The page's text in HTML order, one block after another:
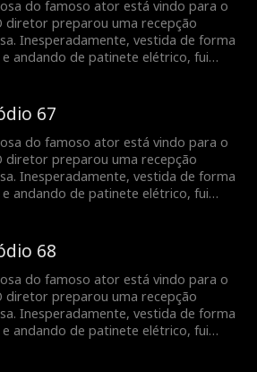
do famoso ator está vindo para o
diretor preparou uma recepção
Inesperadamente, vestida de forma
e andando de patinete elétrico, fui
do meu marido! Todos a bajulavam e
Veja como vou deixá-los
67
do famoso ator está vindo para o
diretor preparou uma recepção
Inesperadamente, vestida de forma
e andando de patinete elétrico, fui
do meu marido! Todos a bajulavam e
Veja como vou deixá-los
68
do famoso ator está vindo para o
diretor preparou uma recepção
Inesperadamente, vestida de forma
e andando de patinete elétrico, fui